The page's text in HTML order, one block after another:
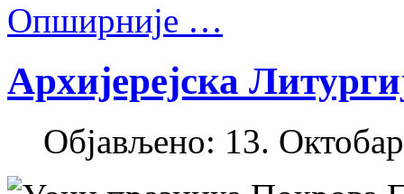
Опширније …
Архијерејска
Објављено: 13.